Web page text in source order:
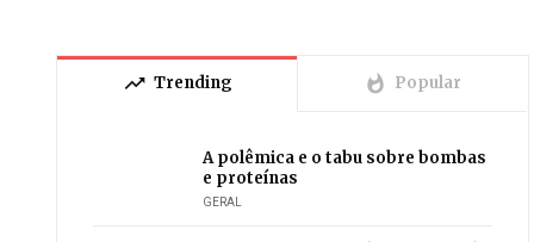
trending_up Trending whatshot Popular
A polêmica e o tabu sobre bombas
e proteínas
GERAL